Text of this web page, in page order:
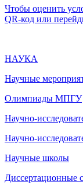
Чтобы оценить
QR-код или
НАУКА
Научные
Олимпиады МПГУ
Научно-
Научно-
Научные школы
Диссертационные